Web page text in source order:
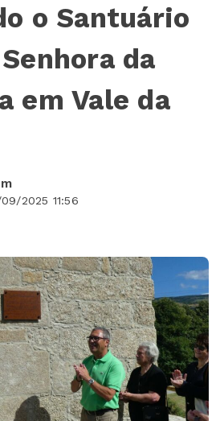
o Santuário
da
em Vale da
2025 11:56